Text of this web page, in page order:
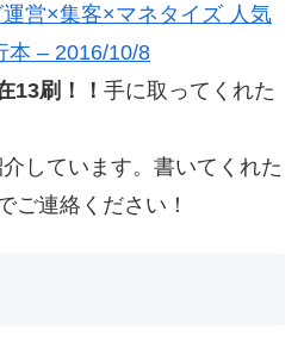
営×集客×マネタイズ 人気
本 – 2016/10/8
13刷！！ 手に取ってくれた
しています。書いてくれた
ご連絡ください！